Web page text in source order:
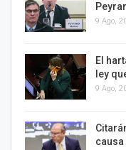
9 Ago,
El
ley
9 Ago,